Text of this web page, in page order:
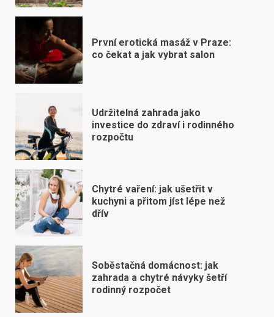
První erotická masáž v Praze:
co čekat a jak vybrat salon
Udržitelná zahrada jako
investice do zdraví i rodinného
rozpočtu
Chytré vaření: jak ušetřit v
kuchyni a přitom jíst lépe než
dřív
Soběstačná domácnost: jak
zahrada a chytré návyky šetří
rodinný rozpočet